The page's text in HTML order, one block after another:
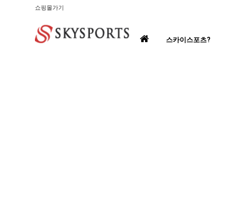
쇼핑몰가기
홈
스카이스포츠?